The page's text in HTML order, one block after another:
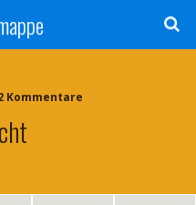
Kommentare